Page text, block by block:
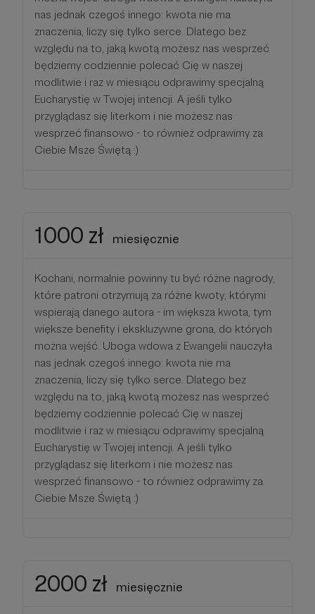
nas jednak czegoś innego: kwota nie ma
znaczenia, liczy się tylko serce. Dlatego bez
względu na to, jaką kwotą możesz nas wesprzeć
będziemy codziennie polecać Cię w naszej
modlitwie i raz w miesiącu odprawimy specjalną
Eucharystię w Twojej intencji. A jeśli tylko
przyglądasz się literkom i nie możesz nas
wesprzeć finansowo - to również odprawimy za
Ciebie Msze Świętą :)
1000 zł miesięcznie
Kochani, normalnie powinny tu być różne nagrody,
które patroni otrzymują za różne kwoty, którymi
wspierają danego autora - im większa kwota, tym
większe benefity i ekskluzywne grona, do których
można wejść. Uboga wdowa z Ewangelii nauczyła
nas jednak czegoś innego: kwota nie ma
znaczenia, liczy się tylko serce. Dlatego bez
względu na to, jaką kwotą możesz nas wesprzeć
będziemy codziennie polecać Cię w naszej
modlitwie i raz w miesiącu odprawimy specjalną
Eucharystię w Twojej intencji. A jeśli tylko
przyglądasz się literkom i nie możesz nas
wesprzeć finansowo - to również odprawimy za
Ciebie Msze Świętą :)
2000 zł miesięcznie